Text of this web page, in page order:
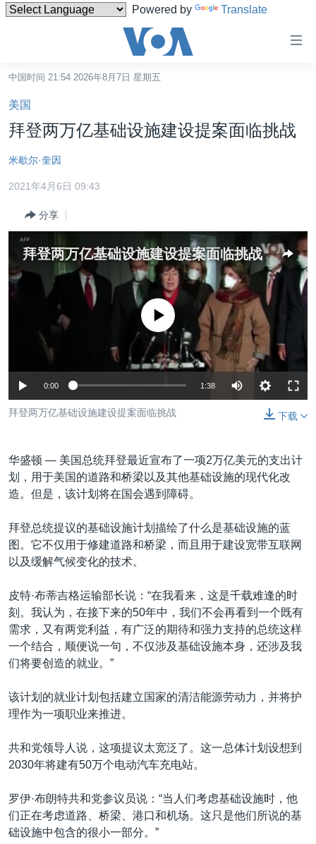
Powered by Translate
碍
链
接
跳
转
内
导
航
索
台湾
港澳
国际
最新国际新闻
印太
美洲
分类新闻
经济·金融·贸易
人权·法律·宗教
科教·文娱·体健
劳工
美中关系
热点专题
白宫要闻
国会报道
美中关系
重要讲话与声明
台海两岸关系
南中国海争端
关注西藏
GEN Z 看美国
VOA今日焦点
中文广播
关注我们
中国时间 21:54 2026年8月7日 星期五
美国
拜登两万亿基础设施建设提案面临挑战
米歇尔·奎因
2021年4月6日 09:43
分享
拜登两万亿基础设施建设提案面临挑战
没有媒体可用资源
0:00 1:38
下载
拜登两万亿基础设施建设提案面临挑战
华盛顿 — 美国总统拜登最近宣布了一项2万亿美元的支出计
划，用于美国的道路和桥梁以及其他基础设施的现代化改
造。但是，该计划将在国会遇到障碍。
拜登总统提议的基础设施计划描绘了什么是基础设施的蓝
图。它不仅用于修建道路和桥梁，而且用于建设宽带互联网
以及缓解气候变化的技术。
皮特·布蒂吉格运输部长说：“在我看来，这是千载难逢的时
刻。我认为，在接下来的50年中，我们不会再看到一个既有
需求，又有两党利益，有广泛的期待和强力支持的总统这样
一个结合，顺便说一句，不仅涉及基础设施本身，还涉及我
们将要创造的就业。”
该计划的就业计划包括建立国家的清洁能源劳动力，并将护
理作为一项职业来推进。
共和党领导人说，这项提议太宽泛了。这一总体计划设想到
2030年将建有50万个电动汽车充电站。
罗伊·布朗特共和党参议员说：“当人们考虑基础设施时，他
们正在考虑道路、桥梁、港口和机场。这只是他们所说的基
础设施中包含的很小一部分。”